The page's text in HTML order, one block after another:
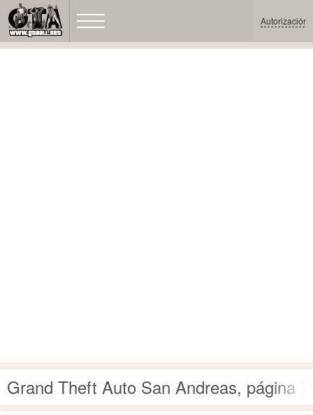
Autorización
Grand Theft Auto San Andreas, página